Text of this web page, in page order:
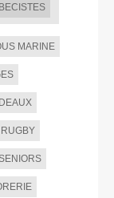
MARINE
RUGBY